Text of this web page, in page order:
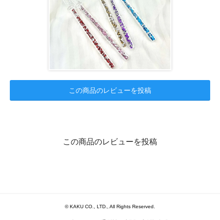
この商品のレビューを投稿
この商品のレビューを投稿
© KAKU CO., LTD., All Rights Reserved.